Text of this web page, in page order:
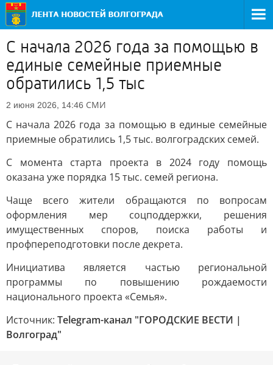
С начала 2026 года за помощью в
единые семейные приемные
обратились 1,5 тыс
2 июня 2026, 14:46 СМИ
С начала 2026 года за помощью в единые семейные
приемные обратились 1,5 тыс. волгоградских семей.
С момента старта проекта в 2024 году помощь
оказана уже порядка 15 тыс. семей региона.
Чаще всего жители обращаются по вопросам
оформления мер соцподдержки, решения
имущественных споров, поиска работы и
профпереподготовки после декрета.
Инициатива является частью региональной
программы по повышению рождаемости
национального проекта «Семья».
Источник: Telegram-канал "ГОРОДСКИЕ ВЕСТИ |
Волгоград"